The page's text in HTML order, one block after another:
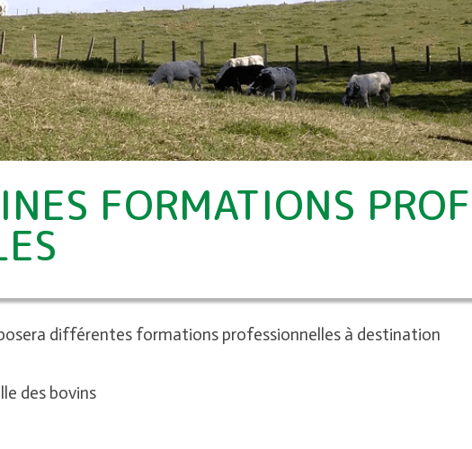
FORMATIONS
différentes formations professionnelles à destination
des bovins